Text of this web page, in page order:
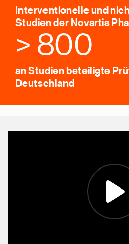
Interventionelle und
Studien der Novartis
> 800
an Studien beteiligte
Deutschland